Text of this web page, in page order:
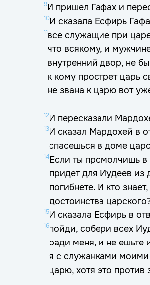
9И пришел Гафах и
10И сказала Есфирь
11все служащие при
что всякому, и
внутренний двор, не
к кому прострет царь
не звана к царю вот
12И пересказали
13И сказал Мардохей в
спасешься в доме
14Если ты промолчишь в
придет для Иудеев из
погибнете. И кто
достоинства
15И сказала Есфирь в
16пойди, собери всех
ради меня, и не ешьте
я с служанками моими
царю, хотя это против